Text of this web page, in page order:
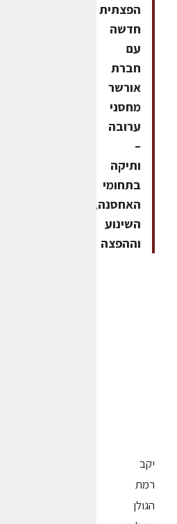
הפצתית
חדשה
עם
חברת
אורשר
מחסני
ערובה
–
ותיקה
בתחומי
האחסנה,
השינוע
וההפצה
יקב
רמת
הגולן